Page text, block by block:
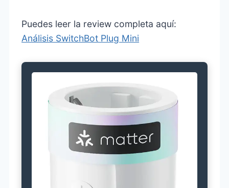
Puedes leer la review completa aquí:
Análisis SwitchBot Plug Mini